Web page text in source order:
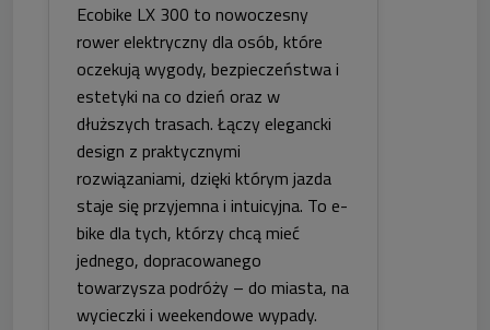
Ecobike LX 300 to nowoczesny
rower elektryczny dla osób, które
oczekują wygody, bezpieczeństwa i
estetyki na co dzień oraz w
dłuższych trasach. Łączy elegancki
design z praktycznymi
rozwiązaniami, dzięki którym jazda
staje się przyjemna i intuicyjna. To e-
bike dla tych, którzy chcą mieć
jednego, dopracowanego
towarzysza podróży – do miasta, na
wycieczki i weekendowe wypady.